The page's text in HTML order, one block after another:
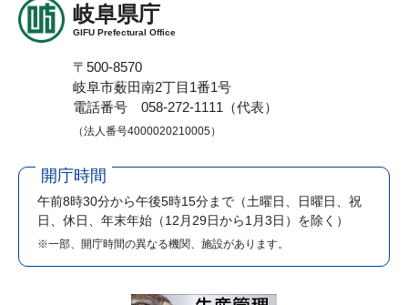
岐阜県庁
GIFU Prefectural Office
〒500-8570
岐阜市薮田南2丁目1番1号
電話番号 058-272-1111（代表）
（法人番号4000020210005）
開庁時間
午前8時30分から午後5時15分まで （土曜日、日曜日、祝
日、休日、年末年始（12月29日から1月3日）を除く）
※一部、開庁時間の異なる機関、施設があります。